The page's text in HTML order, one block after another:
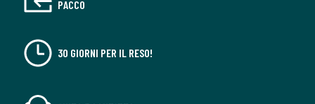
PACCO
30 GIORNI PER IL RESO!